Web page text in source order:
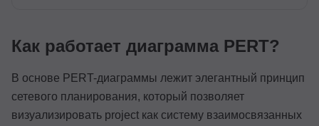
Как работает диаграмма PERT?
В основе PERT-диаграммы лежит элегантный принцип
сетевого планирования, который позволяет
визуализировать project как систему взаимосвязанных